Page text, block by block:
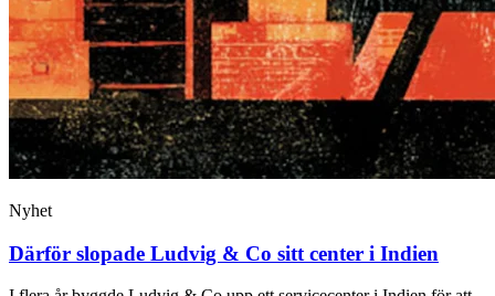
Nyhet
Därför slopade Ludvig & Co sitt center i Indien